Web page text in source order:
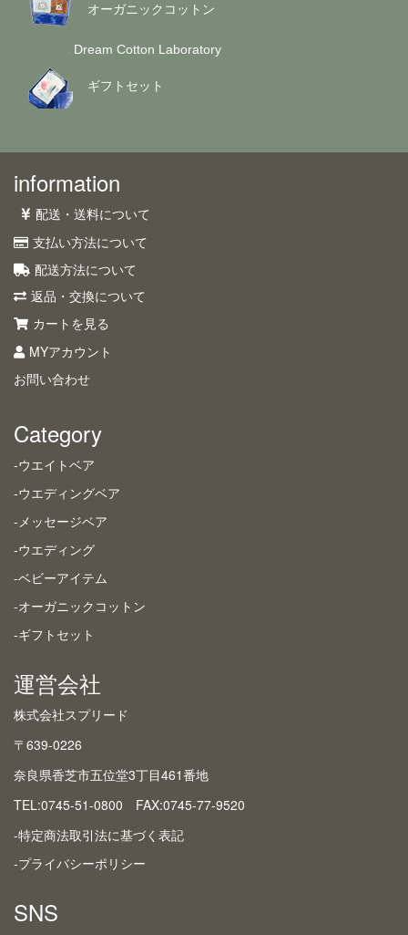
オーガニックコットン
- Dream Cotton Laboratory
ギフトセット
information
配送・送料について
支払い方法について
配送方法について
返品・交換について
カートを見る
MYアカウント
お問い合わせ
Category
-ウエイトベア
-ウエディングベア
-メッセージベア
-ウエディング
-ベビーアイテム
-オーガニックコットン
-ギフトセット
運営会社
株式会社スプリード
〒639-0226
奈良県香芝市五位堂3丁目461番地
TEL:0745-51-0800 FAX:0745-77-9520
-特定商法取引法に基づく表記
-プライバシーポリシー
SNS